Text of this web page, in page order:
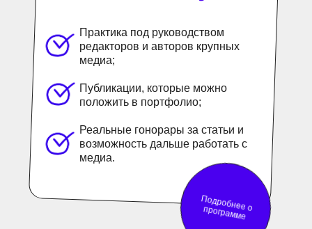
Практика под руководством
редакторов и авторов крупных
медиа;
Публикации, которые можно
положить в портфолио;
Реальные гонорары за статьи и
возможность дальше работать с
медиа.
Подробнее о программе
Перейти в Telegram-канал
ШКОЛА МЕДИА
Дизайн и разработка сайта